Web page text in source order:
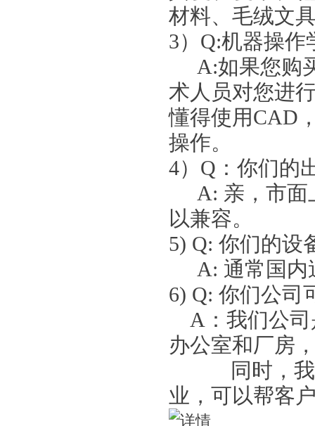
材料、毛绒文
3）Q:机器操作
A:如果您购
术人员对您进
懂得使用CAD
操作。
4）Q：你们的
A: 亲，市面
以兼容。
5) Q: 你们的设
A: 通常国内
6) Q: 你们公司
A：我们公司
办公室和厂房
同时，我们
业，可以帮客